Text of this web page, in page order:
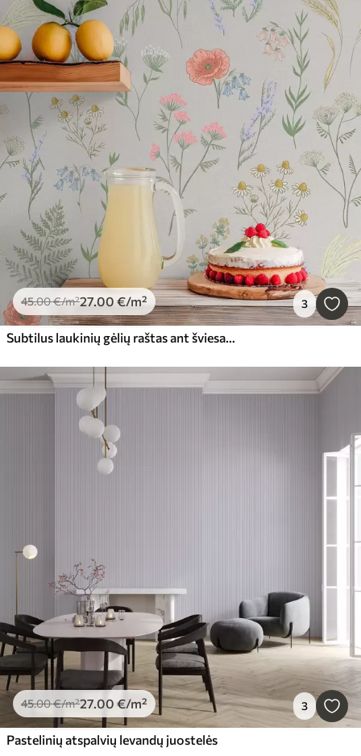
45.00€/m²27.00 €/m² 3
Subtilus laukinių gėlių raštas ant šviesaus fono
45.00€/m²27.00 €/m² 3
Pastelinių atspalvių levandų juostelės